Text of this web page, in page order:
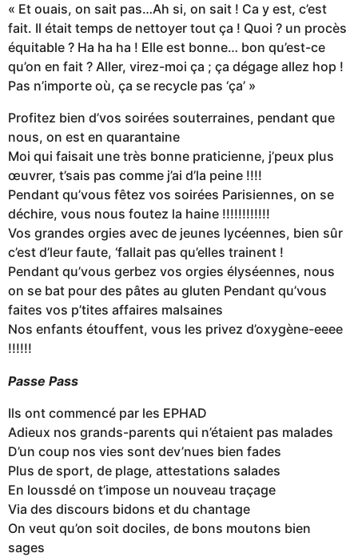
« Et ouais, on sait pas…Ah si, on sait ! Ca y est, c’est
fait. Il était temps de nettoyer tout ça ! Quoi ? un procès
équitable ? Ha ha ha ! Elle est bonne… bon qu’est-ce
qu’on en fait ? Aller, virez-moi ça ; ça dégage allez hop !
Pas n’importe où, ça se recycle pas ‘ça’ »
Profitez bien d’vos soirées souterraines, pendant que
nous, on est en quarantaine
Moi qui faisait une très bonne praticienne, j’peux plus
œuvrer, t’sais pas comme j’ai d’la peine !!!!
Pendant qu’vous fêtez vos soirées Parisiennes, on se
déchire, vous nous foutez la haine !!!!!!!!!!!!
Vos grandes orgies avec de jeunes lycéennes, bien sûr
c’est d’leur faute, ‘fallait pas qu’elles trainent !
Pendant qu’vous gerbez vos orgies élyséennes, nous
on se bat pour des pâtes au gluten Pendant qu’vous
faites vos p’tites affaires malsaines
Nos enfants étouffent, vous les privez d’oxygène-eeee
!!!!!!
Passe Pass
Ils ont commencé par les EPHAD
Adieux nos grands-parents qui n’étaient pas malades
D’un coup nos vies sont dev’nues bien fades
Plus de sport, de plage, attestations salades
En loussdé on t’impose un nouveau traçage
Via des discours bidons et du chantage
On veut qu’on soit dociles, de bons moutons bien
sages